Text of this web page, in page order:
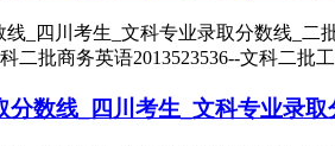
_四川考生_文科专业录取分数线_二
二批商务英语2013523536--文科二批
分数线_四川考生_文科专业录取